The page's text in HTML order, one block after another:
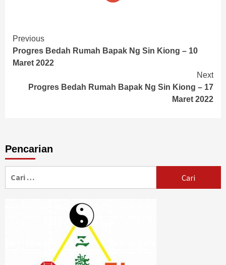
Continue
Reading
Previous
Progres Bedah Rumah Bapak Ng Sin Kiong – 10
Maret 2022
Next
Progres Bedah Rumah Bapak Ng Sin Kiong – 17
Maret 2022
Pencarian